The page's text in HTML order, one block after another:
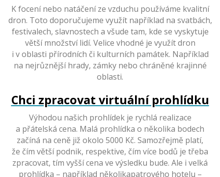
K focení nebo natáčení ze vzduchu používáme kvalitní
dron. Toto doporučujeme využít například na svatbách,
festivalech, slavnostech a všude tam, kde se vyskytuje
větší množství lidí. Velice vhodné je využít dron
i v oblasti přírodních či kulturních památek. Například
na nejrůznější hrady, zámky nebo chráněné krajinné
oblasti.
Chci zpracovat virtuální prohlídku
Výhodou našich prohlídek je rychlá realizace
a přátelská cena. Malá prohlídka o několika bodech
začíná na ceně již okolo 5000 Kč. Samozřejmě platí,
že čím větší podnik, respektive, čím více bodů je třeba
zpracovat, tím vyšší cena ve výsledku bude. Ale i velká
prohlídka – například několikapatrového hotelu –